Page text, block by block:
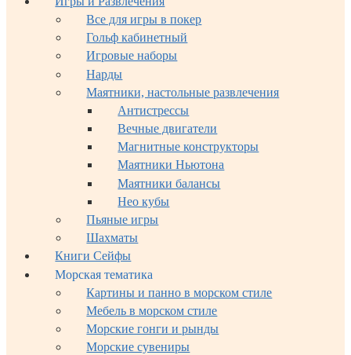
Все для игры в покер
Гольф кабинетный
Игровые наборы
Нарды
Маятники, настольные развлечения
Антистрессы
Вечные двигатели
Магнитные конструкторы
Маятники Ньютона
Маятники балансы
Нео кубы
Пьяные игры
Шахматы
Книги Сейфы
Морская тематика
Картины и панно в морском стиле
Мебель в морском стиле
Морские гонги и рынды
Морские сувениры